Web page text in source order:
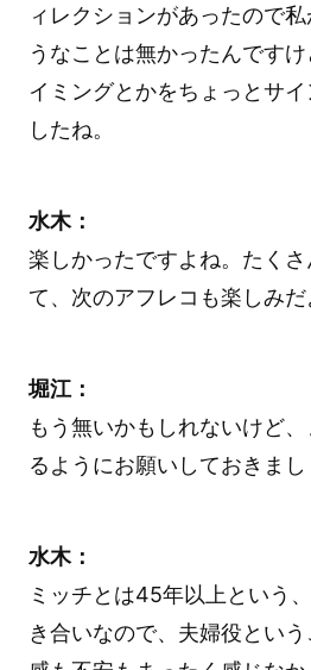
ィレクションがあったので
うなことは無かったんです
イミングとかをちょっとサ
したね。
水木：
楽しかったですよね。たく
て、次のアフレコも楽しみだ
堀江：
もう無いかもしれないけど
るようにお願いしておきまし
水木：
ミッチとは45年以上という
き合いなので、夫婦役とい